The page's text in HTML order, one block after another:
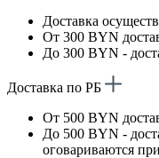
Доставка
От 300 BYN
До 300 BYN -
Доставка по РБ
От 500 BYN
До 500 BYN -
оговариваются при